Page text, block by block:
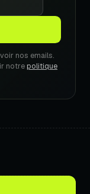
nos emails.
notrepolitique